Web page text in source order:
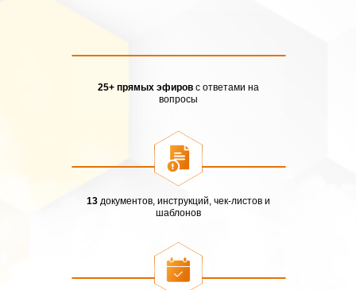
25+ прямых эфиров с ответами на
вопросы
13 документов, инструкций, чек-листов и
шаблонов